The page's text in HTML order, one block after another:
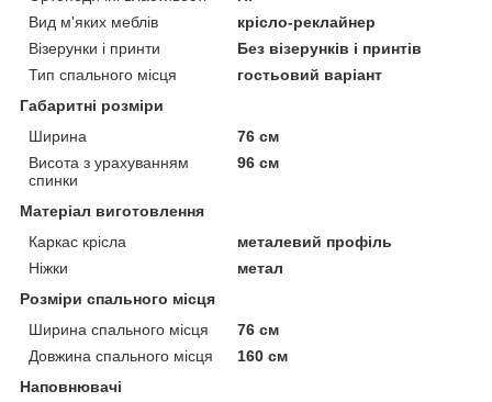
Вид м'яких меблів
крісло-реклайнер
Візерунки і принти
Без візерунків і принтів
Тип спального місця
гостьовий варіант
Габаритні розміри
Ширина
76 см
Висота з урахуванням
спинки
96 см
Матеріал виготовлення
Каркас крісла
металевий профіль
Ніжки
метал
Розміри спального місця
Ширина спального місця
76 см
Довжина спального місця
160 см
Наповнювачі